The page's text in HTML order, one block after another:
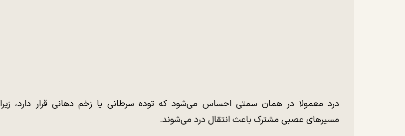
درد معمولا در همان سمتی احساس می‌شود که توده‌ سرطانی یا زخم دهانی قرار دارد، زیرا
مسیرهای عصبی مشترک باعث انتقال درد می‌شوند.